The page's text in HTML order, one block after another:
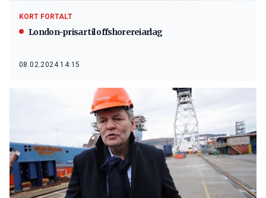
KORT FORTALT
London-prisar til offshorereiarlag
08.02.2024 14:15